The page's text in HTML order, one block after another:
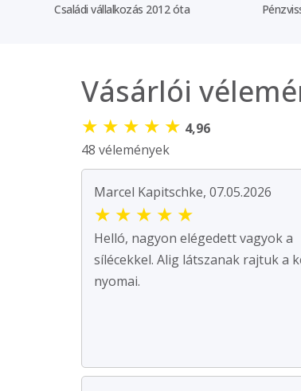
Családi vállalkozás 2012 óta
Vásárlói
★ ★ ★ ★ ★ 4,96
48 vélemények
Marcel Kapitschke, 07.05.2026
★ ★ ★ ★ ★
Helló, nagyon elégedett vagyok a
sílécekkel. Alig látszanak rajtuk a
nyomai.